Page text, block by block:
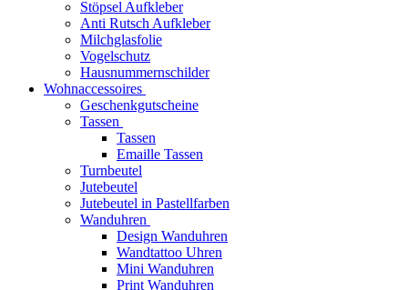
Stöpsel Aufkleber
Anti Rutsch Aufkleber
Milchglasfolie
Vogelschutz
Hausnummernschilder
Wohnaccessoires
Geschenkgutscheine
Tassen
Tassen
Emaille Tassen
Turnbeutel
Jutebeutel
Jutebeutel in Pastellfarben
Wanduhren
Design Wanduhren
Wandtattoo Uhren
Mini Wanduhren
Print Wanduhren